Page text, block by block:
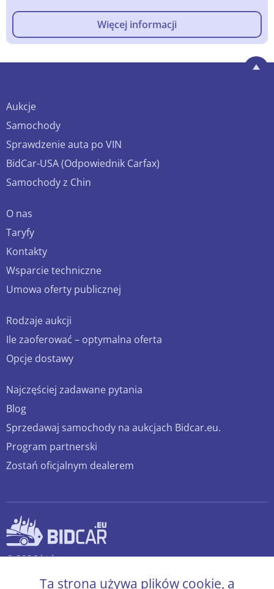
Więcej informacji
Aukcje
Samochody
Sprawdzenie auta po VIN
BidCar-USA (Odpowiednik Carfax)
Samochody z Chin
O nas
Taryfy
Kontakty
Wsparcie techniczne
Umowa oferty publicznej
Rodzaje aukcji
Ile zaoferować – optymalna oferta
Opcje dostawy
Najczęściej zadawane pytania
Blog
Sprzedawaj samochody na aukcjach Bidcar.eu.
Program partnerski
Zostań oficjalnym dealerem
© 2026 bidcar.eu
Ta strona używa plików cookie, a